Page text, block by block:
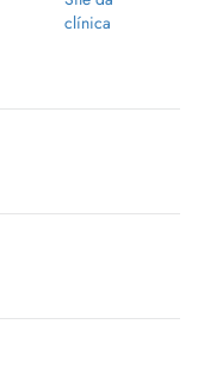
clínica